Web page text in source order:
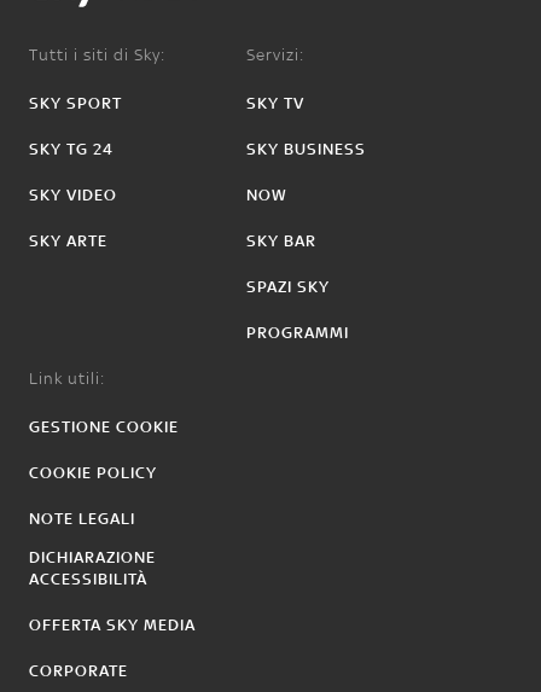
Tutti i siti di Sky:
SKY SPORT
SKY TG 24
SKY VIDEO
SKY ARTE
Servizi:
SKY TV
SKY BUSINESS
NOW
SKY BAR
SPAZI SKY
PROGRAMMI
Link utili:
GESTIONE COOKIE
COOKIE POLICY
NOTE LEGALI
DICHIARAZIONE
ACCESSIBILITÀ
OFFERTA SKY MEDIA
CORPORATE